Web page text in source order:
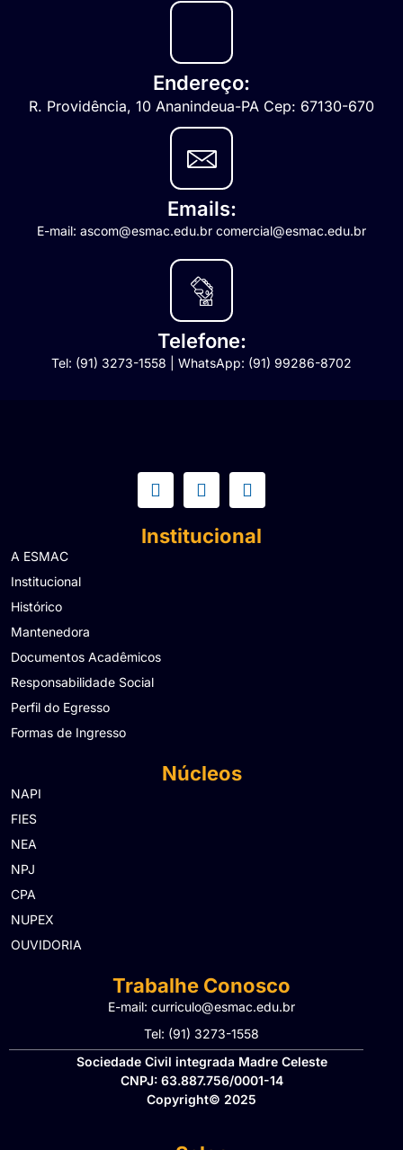
Endereço:
R. Providência, 10 Ananindeua-PA Cep: 67130-670
Emails:
E-mail: ascom@esmac.edu.br comercial@esmac.edu.br
Telefone:
Tel: (91) 3273-1558 | WhatsApp: (91) 99286-8702
Institucional
A ESMAC
Institucional
Histórico
Mantenedora
Documentos Acadêmicos
Responsabilidade Social
Perfil do Egresso
Formas de Ingresso
Núcleos
NAPI
FIES
NEA
NPJ
CPA
NUPEX
OUVIDORIA
Trabalhe Conosco
E-mail: curriculo@esmac.edu.br
Tel: (91) 3273-1558​
Sociedade Civil integrada Madre Celeste
CNPJ: 63.887.756/0001-14
Copyright© 2025